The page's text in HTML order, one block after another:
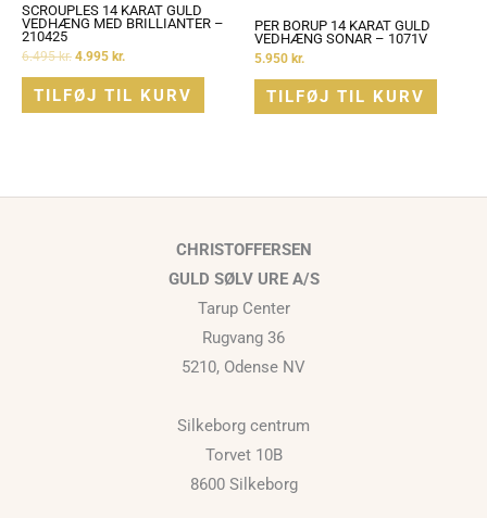
SCROUPLES 14 KARAT GULD
VEDHÆNG MED BRILLIANTER –
210425
6.495kr. 4.995 kr.
TILFØJ TIL KURV
PER BORUP 14 KARAT GULD
VEDHÆNG SONAR – 1071V
5.950 kr.
TILFØJ TIL KURV
CHRISTOFFERSEN
GULD SØLV URE A/S
Tarup Center
Rugvang 36
5210, Odense NV
Silkeborg centrum
Torvet 10B
8600 Silkeborg